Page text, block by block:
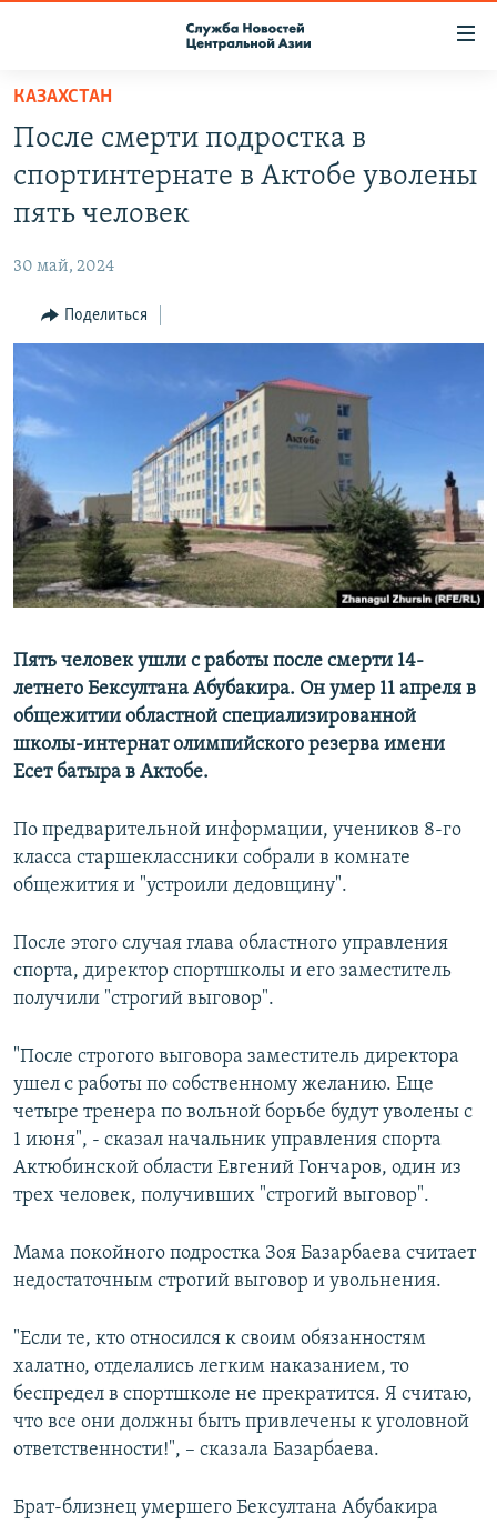
Вернуться
основному
содержанию
Вернутся
главной
Вернутся
поиску
КОНТАКТЫ
НАСТОЯЩЕЕ ВРЕМЯ
МИГРАНТ МЕДИА
КАЗАХСТАН
После смерти подростка в
спортинтернате в Актобе уволены
пять человек
30 май, 2024
Поделиться
Пять человек ушли с работы после смерти 14-
летнего Бексултана Абубакира. Он умер 11 апреля в
общежитии областной специализированной
школы-интернат олимпийского резерва имени
Есет батыра в Актобе.
По предварительной информации, учеников 8-го
класса старшеклассники собрали в комнате
общежития и "устроили дедовщину".
После этого случая глава областного управления
спорта, директор спортшколы и его заместитель
получили "строгий выговор".
"После строгого выговора заместитель директора
ушел с работы по собственному желанию. Еще
четыре тренера по вольной борьбе будут уволены с
1 июня", - сказал начальник управления спорта
Актюбинской области Евгений Гончаров, один из
трех человек, получивших "строгий выговор".
Мама покойного подростка Зоя Базарбаева считает
недостаточным строгий выговор и увольнения.
"Если те, кто относился к своим обязанностям
халатно, отделались легким наказанием, то
беспредел в спортшколе не прекратится. Я считаю,
что все они должны быть привлечены к уголовной
ответственности!", – сказала Базарбаева.
Брат-близнец умершего Бексултана Абубакира